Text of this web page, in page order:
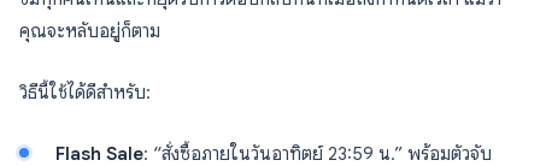
คุณจะหลับอยู่ก็ตาม
วิธีนี้ใช้ได้ดีสำหรับ:
Flash Sale: “สั่งซื้อภายในวันอาทิตย์ 23:59 น.” พร้อมตัวจับ